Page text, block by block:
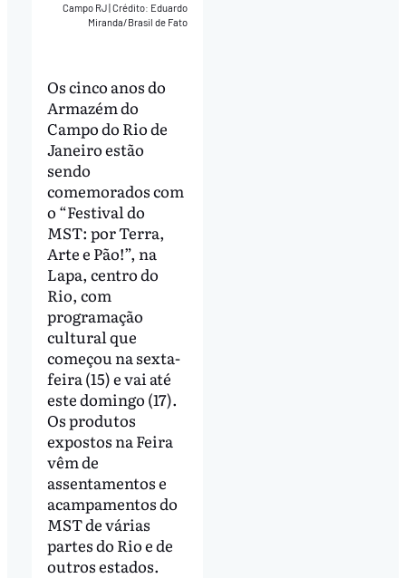
Campo RJ|Crédito: Eduardo
Miranda/Brasil de Fato
Os cinco anos do
Armazém do
Campo do Rio de
Janeiro estão
sendo
comemorados com
o “Festival do
MST: por Terra,
Arte e Pão!”, na
Lapa, centro do
Rio, com
programação
cultural que
começou na sexta-
feira (15) e vai até
este domingo (17).
Os produtos
expostos na Feira
vêm de
assentamentos e
acampamentos do
MST de várias
partes do Rio e de
outros estados.